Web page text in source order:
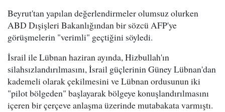
Beyrut'tan yapılan değerlendirmeler olumsuz olurken
ABD Dışişleri Bakanlığından bir sözcü AFP'ye
görüşmelerin "verimli" geçtiğini söyledi.
İsrail ile Lübnan haziran ayında, Hizbullah'ın
silahsızlandırılmasını, İsrail güçlerinin Güney Lübnan'dan
kademeli olarak çekilmesini ve Lübnan ordusunun iki
"pilot bölgeden" başlayarak bölgeye konuşlandırılmasını
içeren bir çerçeve anlaşma üzerinde mutabakata varmıştı.